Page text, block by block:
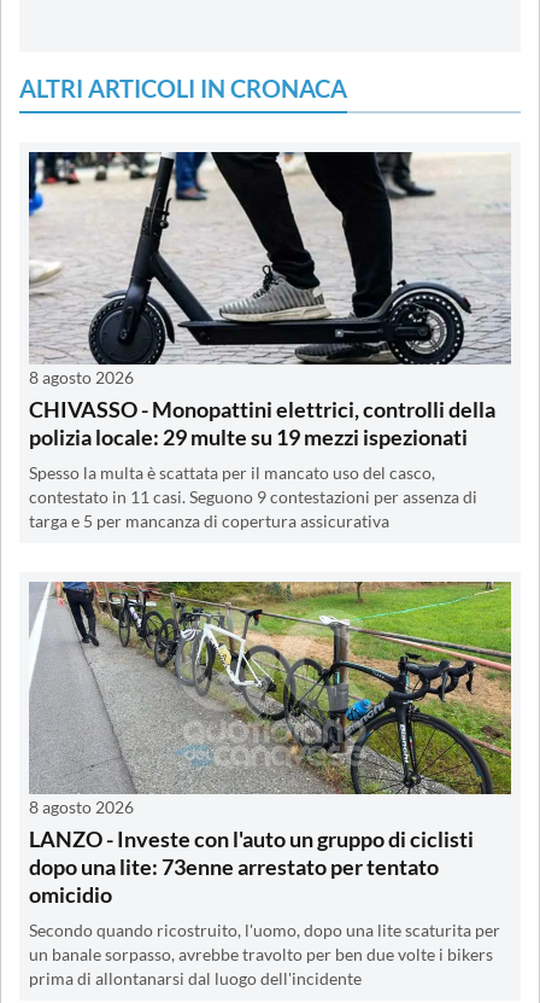
ALTRI ARTICOLI IN CRONACA
8 agosto 2026
CHIVASSO - Monopattini elettrici, controlli della
polizia locale: 29 multe su 19 mezzi ispezionati
Spesso la multa è scattata per il mancato uso del casco,
contestato in 11 casi. Seguono 9 contestazioni per assenza di
targa e 5 per mancanza di copertura assicurativa
8 agosto 2026
LANZO - Investe con l'auto un gruppo di ciclisti
dopo una lite: 73enne arrestato per tentato
omicidio
Secondo quando ricostruito, l'uomo, dopo una lite scaturita per
un banale sorpasso, avrebbe travolto per ben due volte i bikers
prima di allontanarsi dal luogo dell'incidente